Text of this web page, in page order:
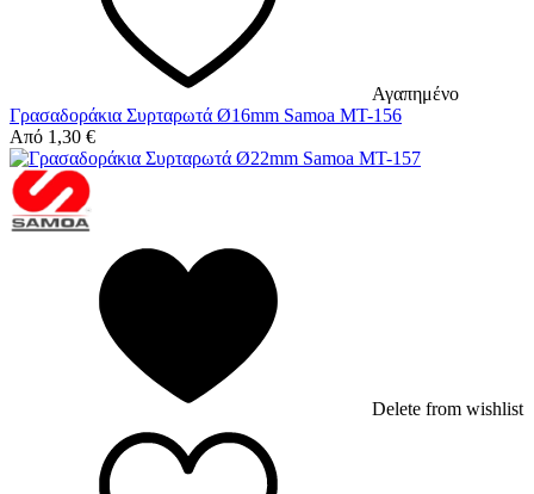
Αγαπημένο
Γρασαδοράκια Συρταρωτά Ø16mm Samoa MT-156
Από 1,30 €
Delete from wishlist